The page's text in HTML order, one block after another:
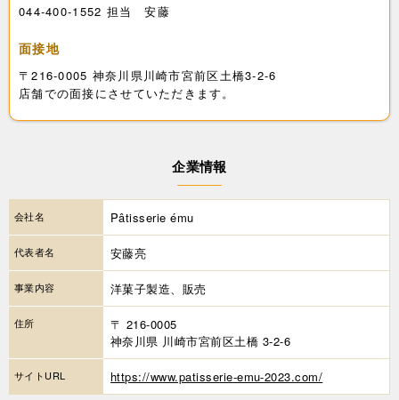
044-400-1552 担当 安藤
面接地
〒216-0005 神奈川県川崎市宮前区土橋3-2-6
店舗での面接にさせていただきます。
企業情報
会社名 Pâtisserie ému
代表者名 安藤亮
事業内容 洋菓子製造、販売
住所
〒 216-0005
神奈川県 川崎市宮前区土橋 3-2-6
サイトURL https://www.patisserie-emu-2023.com/